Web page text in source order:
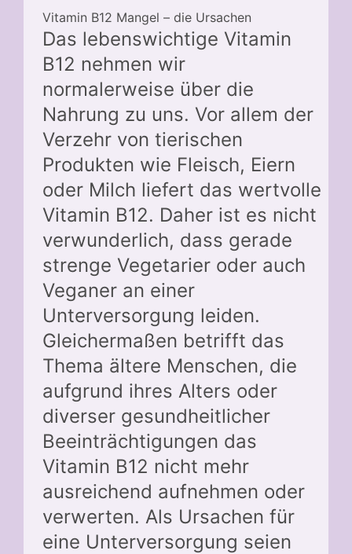
Vitamin B12 Mangel – die Ursachen
Das lebenswichtige Vitamin
B12 nehmen wir
normalerweise über die
Nahrung zu uns. Vor allem der
Verzehr von tierischen
Produkten wie Fleisch, Eiern
oder Milch liefert das wertvolle
Vitamin B12. Daher ist es nicht
verwunderlich, dass gerade
strenge Vegetarier oder auch
Veganer an einer
Unterversorgung leiden.
Gleichermaßen betrifft das
Thema ältere Menschen, die
aufgrund ihres Alters oder
diverser gesundheitlicher
Beeinträchtigungen das
Vitamin B12 nicht mehr
ausreichend aufnehmen oder
verwerten. Als Ursachen für
eine Unterversorgung seien